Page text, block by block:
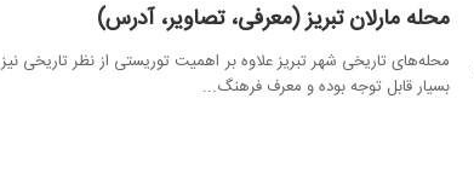
محله مارلان تبریز (معرفی، تصاویر، آدرس)
محله‌های تاریخی شهر تبریز علاوه بر اهمیت توریستی از نظر تاریخی نیز
بسیار قابل توجه بوده و معرف فرهنگ...